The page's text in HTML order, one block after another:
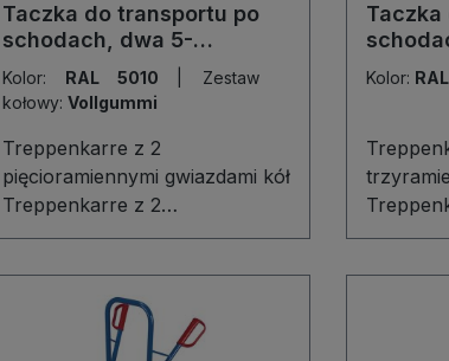
Taczka do transportu po
schodach, dwa 5-
ramienne wieńce kół
Kolor: RAL 5010
kołowy: Vollgummi
Treppenkarre z 2
pięcioramiennymi gwiazdami kół
Treppenkarre z 2
pięcioramiennymi gwiazdami to
schodach i nierównościach.
Stabilna, spawana konstrukcja
Kolor: